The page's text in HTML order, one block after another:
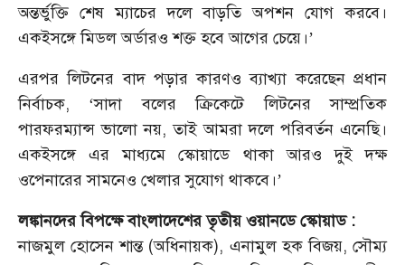
অন্তর্ভুক্তি শেষ ম্যাচের দলে বাড়তি অপশন যোগ করবে।
একইসঙ্গে মিডল অর্ডারও শক্ত হবে আগের চেয়ে।’
এরপর লিটনের বাদ পড়ার কারণও ব্যাখ্যা করেছেন প্রধান
নির্বাচক, ‘সাদা বলের ক্রিকেটে লিটনের সাম্প্রতিক
পারফরম্যান্স ভালো নয়, তাই আমরা দলে পরিবর্তন এনেছি।
একইসঙ্গে এর মাধ্যমে স্কোয়াডে থাকা আরও দুই দক্ষ
ওপেনারের সামনেও খেলার সুযোগ থাকবে।’
লঙ্কানদের বিপক্ষে বাংলাদেশের তৃতীয় ওয়ানডে স্কোয়াড :
নাজমুল হোসেন শান্ত (অধিনায়ক), এনামুল হক বিজয়, সৌম্য